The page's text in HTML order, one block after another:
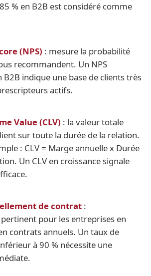
% en B2B est considéré comme
(NPS) : mesure la probabilité
recommandent. Un NPS
B2B indique une base de clients très
actifs.
Value (CLV) : la valeur totale
sur toute la durée de la relation.
: CLV = Marge annuelle x Durée
Un CLV en croissance signale
de contrat :
pour les entreprises en
contrats annuels. Un taux de
à 90 % nécessite une